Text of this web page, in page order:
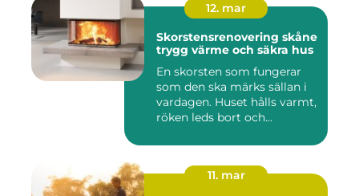
12. mar
Skorstensrenovering skåne
trygg värme och säkra hus
En skorsten som fungerar
som den ska märks sällan i
vardagen. Huset hålls varmt,
röken leds bort och...
11. mar